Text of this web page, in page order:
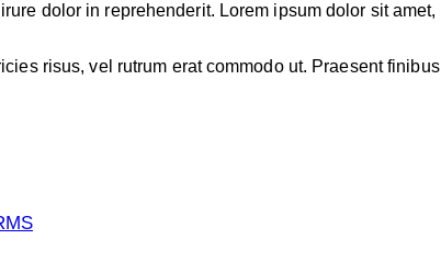
dolor in reprehenderit. Lorem ipsum dolor sit
risus, vel rutrum erat commodo ut. Praesent